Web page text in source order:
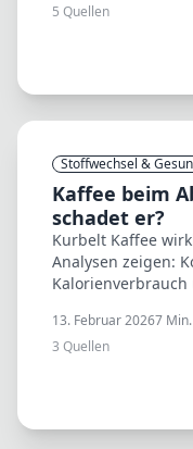
5 Quellen
Stoffwechsel &
Kaffee beim
schadet er?
Kurbelt Kaffee
Analysen zeigen:
Kalorienverbrauch
13. Februar 20267
3 Quellen